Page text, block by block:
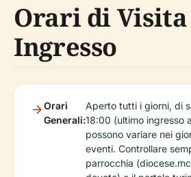
Orari di Visita
Ingresso
Orari
Generali:
Aperto tutti i giorni, di
18:00 (ultimo ingresso
possono variare nei
eventi. Controllare
parrocchia